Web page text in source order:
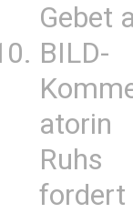
Gebet
BILD-
atorin
Ruhs
fordert